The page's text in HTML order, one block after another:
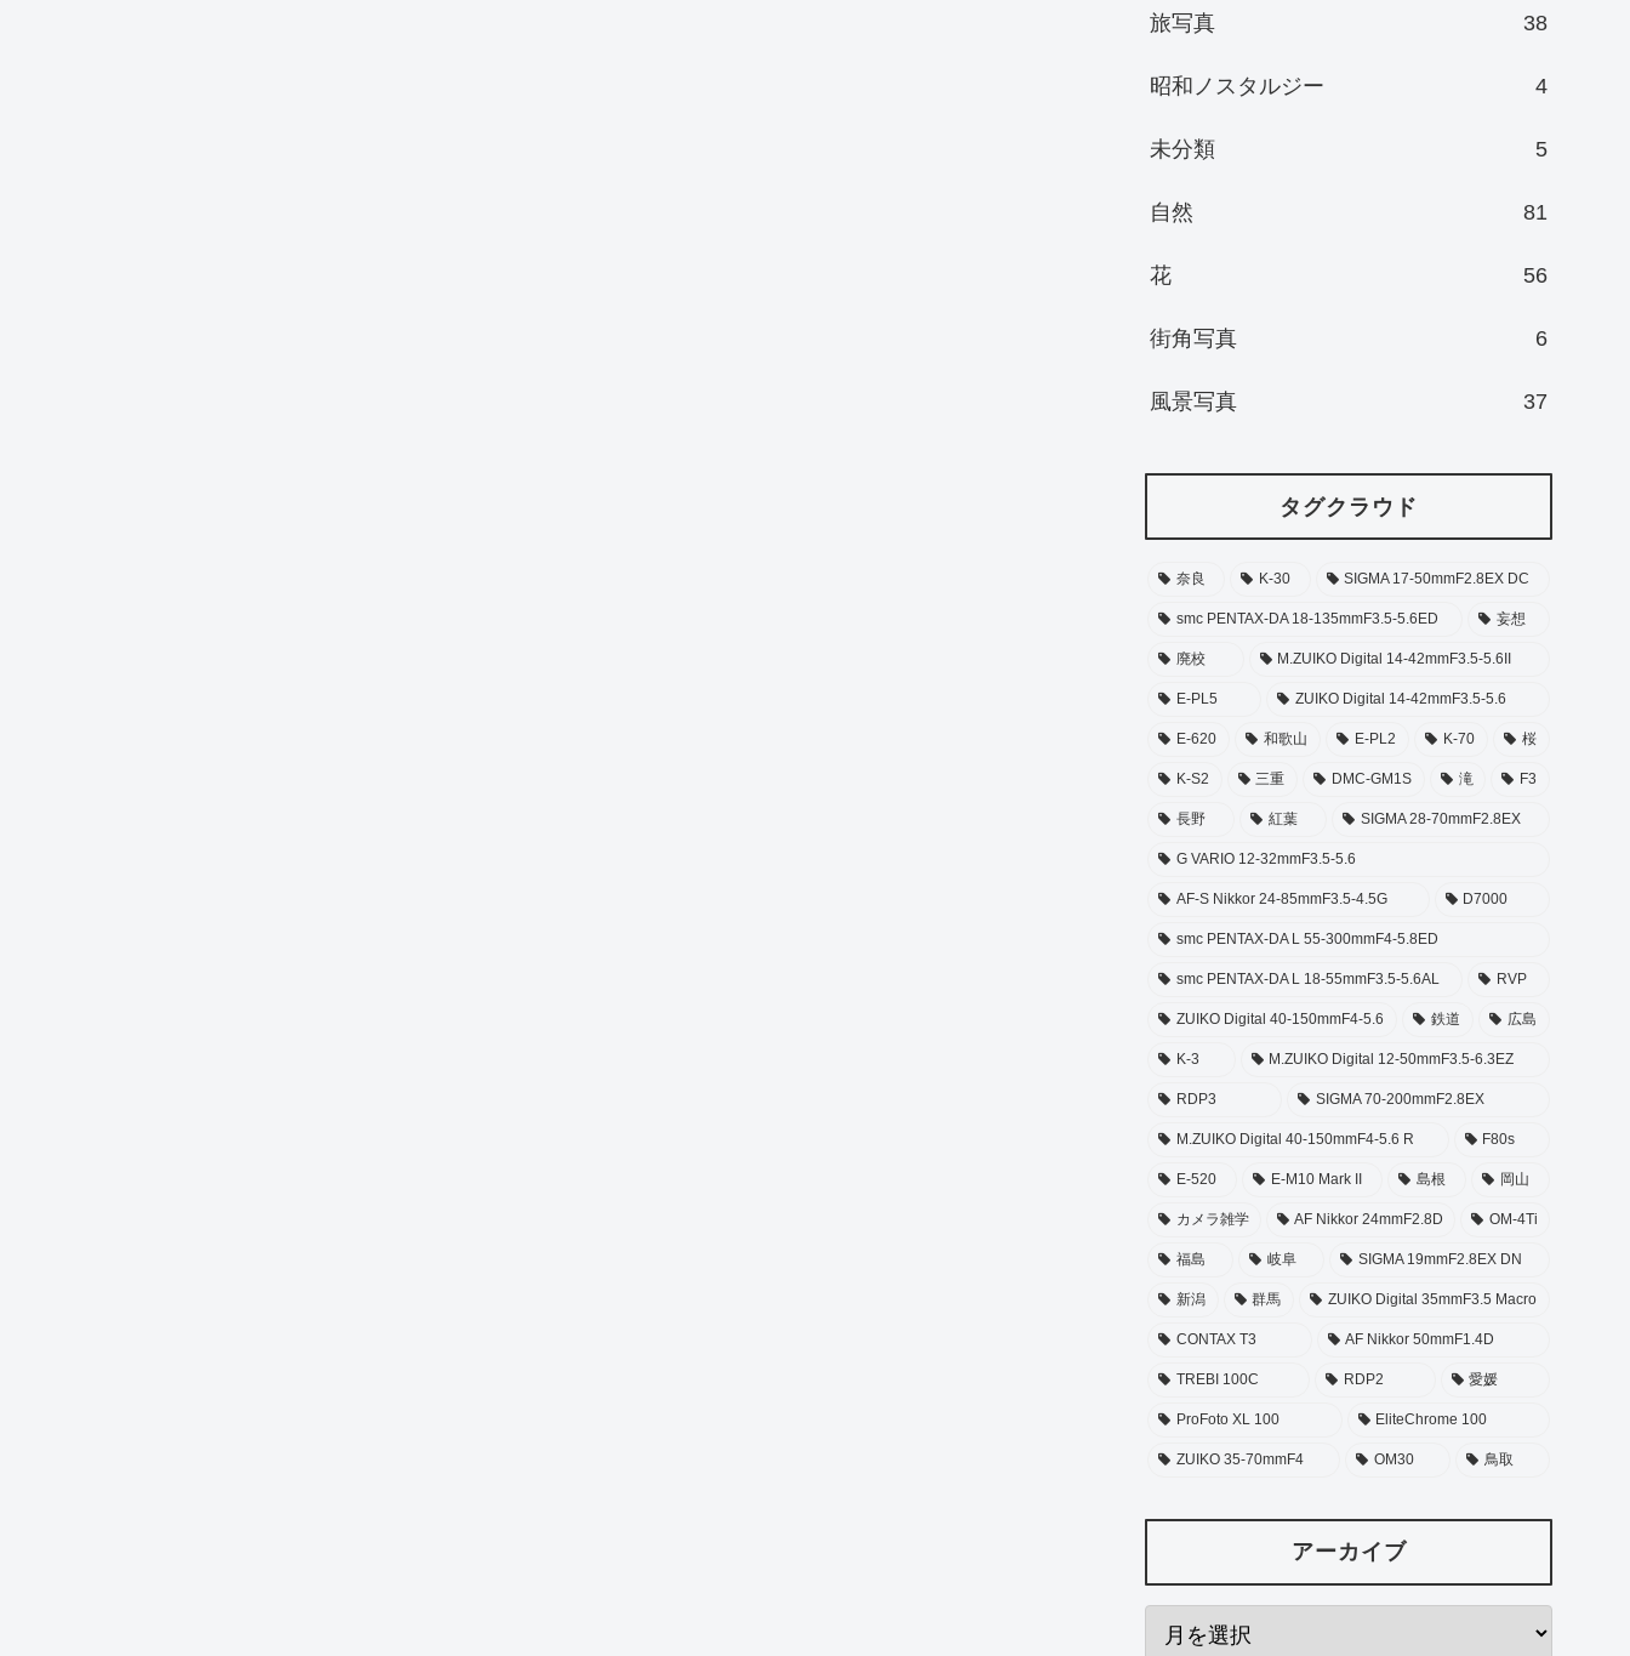
旅写真 38
昭和ノスタルジー 4
未分類 5
自然 81
花 56
街角写真 6
風景写真 37
タグクラウド
奈良 K-30 SIGMA 17-50mmF2.8EX DC
smc PENTAX-DA 18-135mmF3.5-5.6ED 妄想
廃校 M.ZUIKO Digital 14-42mmF3.5-5.6II
E-PL5 ZUIKO Digital 14-42mmF3.5-5.6
E-620 和歌山 E-PL2 K-70 桜
K-S2 三重 DMC-GM1S 滝 F3
長野 紅葉 SIGMA 28-70mmF2.8EX
G VARIO 12-32mmF3.5-5.6
AF-S Nikkor 24-85mmF3.5-4.5G D7000
smc PENTAX-DA L 55-300mmF4-5.8ED
smc PENTAX-DA L 18-55mmF3.5-5.6AL RVP
ZUIKO Digital 40-150mmF4-5.6 鉄道 広島
K-3 M.ZUIKO Digital 12-50mmF3.5-6.3EZ
RDP3 SIGMA 70-200mmF2.8EX
M.ZUIKO Digital 40-150mmF4-5.6 R F80s
E-520 E-M10 Mark II 島根 岡山
カメラ雑学 AF Nikkor 24mmF2.8D OM-4Ti
福島 岐阜 SIGMA 19mmF2.8EX DN
新潟 群馬 ZUIKO Digital 35mmF3.5 Macro
CONTAX T3 AF Nikkor 50mmF1.4D
TREBI 100C RDP2 愛媛
ProFoto XL 100 EliteChrome 100
ZUIKO 35-70mmF4 OM30 鳥取
アーカイブ